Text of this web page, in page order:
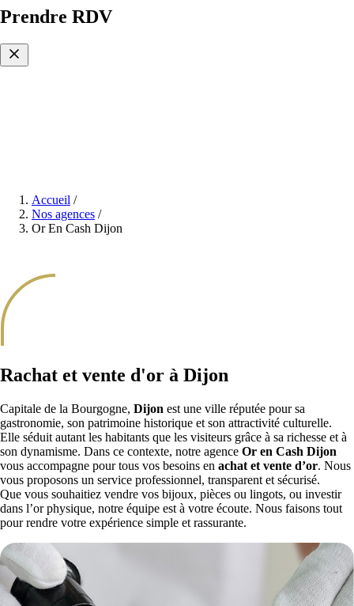
Prendre RDV
Accueil /
Nos agences /
Or En Cash Dijon
Rachat et vente d'or à Dijon
Capitale de la Bourgogne, Dijon est une ville réputée pour sa
gastronomie, son patrimoine historique et son attractivité culturelle.
Elle séduit autant les habitants que les visiteurs grâce à sa richesse et à
son dynamisme. Dans ce contexte, notre agence Or en Cash Dijon
vous accompagne pour tous vos besoins en achat et vente d’or. Nous
vous proposons un service professionnel, transparent et sécurisé.
Que vous souhaitiez vendre vos bijoux, pièces ou lingots, ou investir
dans l’or physique, notre équipe est à votre écoute. Nous faisons tout
pour rendre votre expérience simple et rassurante.